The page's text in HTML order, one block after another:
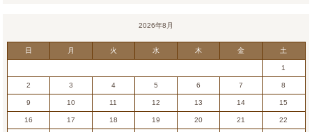
2026年8月
日 月 火 水 木 金 土
1
2 3 4 5 6 7 8
9 10 11 12 13 14 15
16 17 18 19 20 21 22